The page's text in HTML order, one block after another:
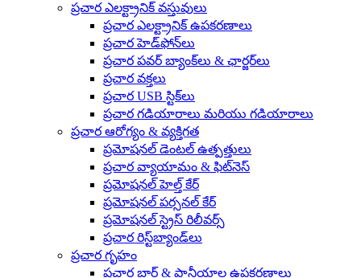
ప్రచార ఎలక్ట్రానిక్ వస్తువులు
ప్రచార ఎలక్ట్రానిక్ ఉపకరణాలు
ప్రచార హెడ్‌ఫోన్‌లు
ప్రచార పవర్ బ్యాంక్‌లు & ఛార్జర్‌లు
ప్రచార వక్తలు
ప్రచార USB స్టిక్‌లు
ప్రచార గడియారాలు మరియు గడియారాలు
ప్రచార ఆరోగ్యం & వ్యక్తిగత
ప్రమోషనల్ డెంటల్ ఉత్పత్తులు
ప్రచార వ్యాయామం & ఫిట్‌నెస్
ప్రమోషనల్ హెల్త్ కేర్
ప్రమోషనల్ పర్సనల్ కేర్
ప్రమోషనల్ స్ట్రెస్ రిలీవర్స్
ప్రచార రిస్ట్‌బ్యాండ్‌లు
ప్రచార గృహం
ప్రచార బార్ & పానీయాల ఉపకరణాలు